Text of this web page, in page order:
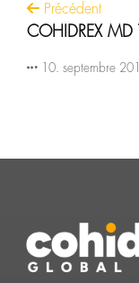
Précédent
COHIDREX
10. septembre